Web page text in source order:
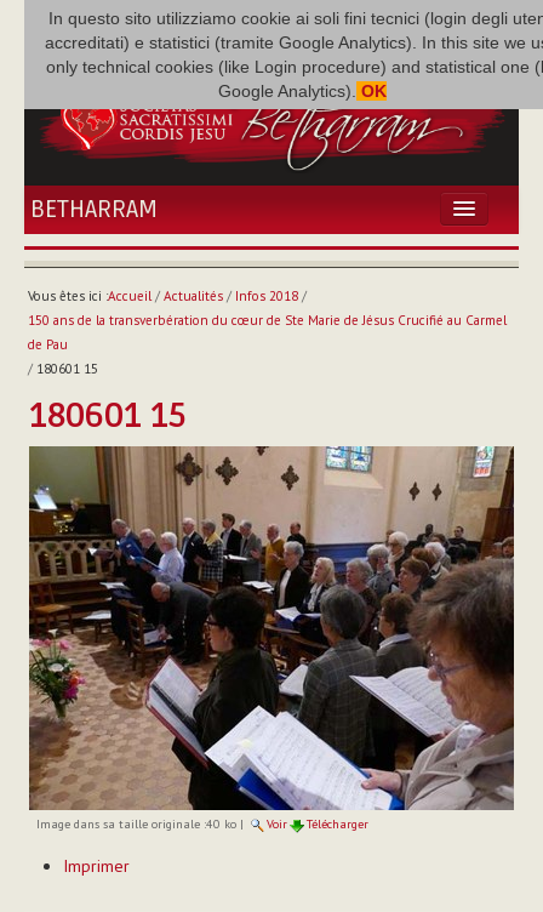
In questo sito utilizziamo cookie ai soli fini tecnici (login degli
accreditati) e statistici (tramite Google Analytics). In this site we
only technical cookies (like Login procedure) and statistical one
Google Analytics). OK
BETHARRAM
ACCUEIL
BÉTHARRAM
FAMILLE
MISSION
NEF
MULTIMÉDIA
P. AUGUSTE ETCHÉCOPAR
Vous êtes ici :Accueil/ Actualités/ Infos 2018/
150 ans de la transverbération du cœur de Ste Marie de Jésus Crucifié au Carmel
de Pau
/ 180601 15
180601 15
Image dans sa taille originale :40 ko| Voir Télécharger
sur
Imprimer